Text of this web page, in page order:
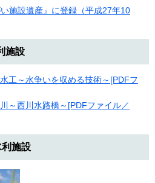
施設遺産』に登録（平成27年10
施設
工～水争いを収める技術～[PDFフ
～西川水路橋～[PDFファイル／
施設